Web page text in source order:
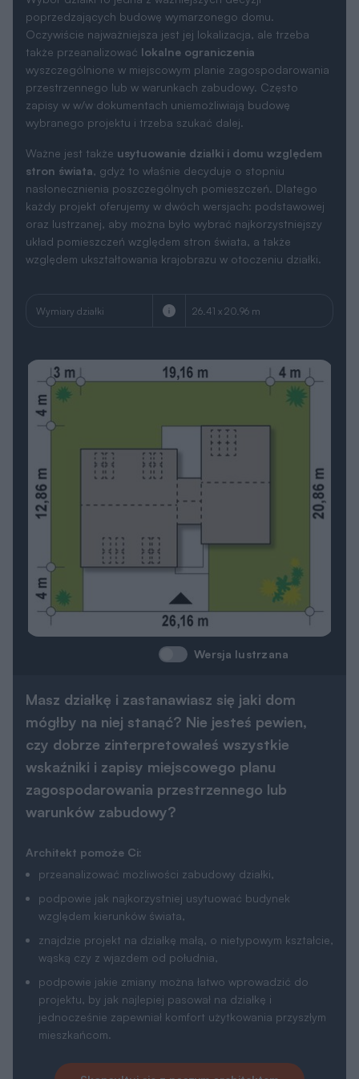
poprzedzających budowę wymarzonego domu.
Oczywiście najważniejsza jest jej lokalizacja, ale trzeba
także przeanalizować lokalne ograniczenia
wyszczególnione w miejscowym planie zagospodarowania
przestrzennego lub w warunkach zabudowy. Często
zapisy w w/w dokumentach uniemożliwiają budowę
wybranego projektu i trzeba szukać dalej.
Ważne jest także usytuowanie działki i domu względem
stron świata, gdyż to właśnie decyduje o stopniu
nasłonecznienia poszczególnych pomieszczeń. Dlatego
każdy projekt oferujemy w dwóch wersjach: podstawowej
oraz lustrzanej, aby można było wybrać najkorzystniejszy
układ pomieszczeń względem stron świata, a także
względem ukształtowania krajobrazu w otoczeniu działki.
Wymiary działki 26.41 x 20.96 m
Wersja lustrzana
Masz działkę i zastanawiasz się jaki dom
mógłby na niej stanąć? Nie jesteś pewien,
czy dobrze zinterpretowałeś wszystkie
wskaźniki i zapisy miejscowego planu
zagospodarowania przestrzennego lub
warunków zabudowy?
Architekt pomoże Ci:
przeanalizować możliwości zabudowy działki,
podpowie jak najkorzystniej usytuować budynek
względem kierunków świata,
znajdzie projekt na działkę małą, o nietypowym kształcie,
wąską czy z wjazdem od południa,
podpowie jakie zmiany można łatwo wprowadzić do
projektu, by jak najlepiej pasował na działkę i
jednocześnie zapewniał komfort użytkowania przyszłym
mieszkańcom.